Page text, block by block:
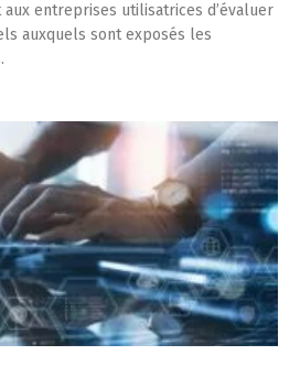
entreprises utilisatrices d’évaluer
auxquels sont exposés les